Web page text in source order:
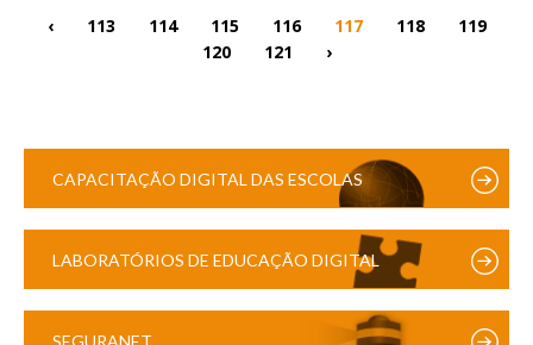
‹ 113 114 115 116 117 118
119
120
121 ›
CAPACITAÇÃO DIGITAL DAS ESCOLAS
LABORATÓRIOS DE EDUCAÇÃO DIGITAL
SEGURANET